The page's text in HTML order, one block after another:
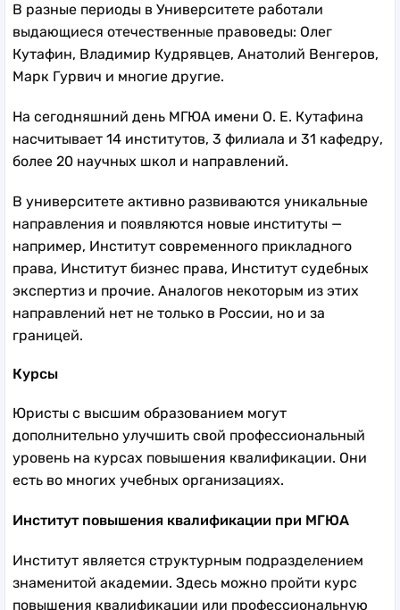
В разные периоды в Университете работали
выдающиеся отечественные правоведы: Олег
Кутафин, Владимир Кудрявцев, Анатолий Венгеров,
Марк Гурвич и многие другие.
На сегодняшний день МГЮА имени О. Е. Кутафина
насчитывает 14 институтов, 3 филиала и 31 кафедру,
более 20 научных школ и направлений.
В университете активно развиваются уникальные
направления и появляются новые институты —
например, Институт современного прикладного
права, Институт бизнес права, Институт судебных
экспертиз и прочие. Аналогов некоторым из этих
направлений нет не только в России, но и за
границей.
Курсы
Юристы с высшим образованием могут
дополнительно улучшить свой профессиональный
уровень на курсах повышения квалификации. Они
есть во многих учебных организациях.
Институт повышения квалификации при МГЮА
Институт является структурным подразделением
знаменитой академии. Здесь можно пройти курс
повышения квалификации или профессиональную